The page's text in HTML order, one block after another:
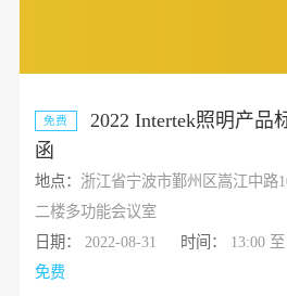
免费
2022 Intertek照明产品
函
地点： 浙江省宁波市鄞州区嵩江中路
二楼多功能会议室
日期：
2022-08-31 时间：
13:00
免费